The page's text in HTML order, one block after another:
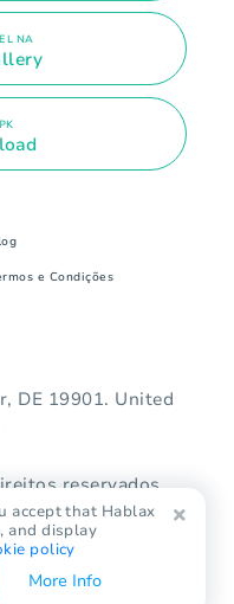
NA
e Condições
DE 19901. United
reservados.
accept that Hablax
and display
policy
More Info